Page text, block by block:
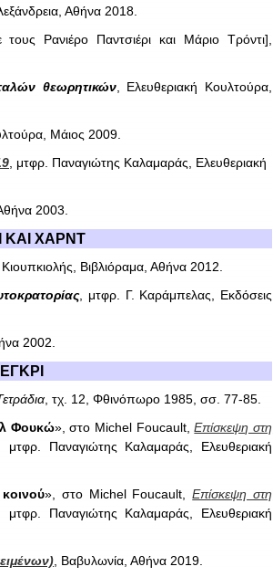
Αθήνα 2018.
Ρανιέρο Παντσιέρι και Μάριο Τρόντι],
θεωρητικών, Ελευθεριακή Κουλτούρα,
Μάιος 2009.
, μτφρ. Παναγιώτης Καλαμαράς, Ελευθεριακή
2003.
ΚΑΙ ΧΑΡΝΤ
Βιβλιόραμα, Αθήνα 2012.
, μτφρ. Γ. Καράμπελας, Εκδόσεις
2002.
, τχ. 12, Φθινόπωρο 1985, σσ. 77-85.
Φουκώ», στο Michel Foucault, Επίσκεψη στη
, μτφρ. Παναγιώτης Καλαμαράς, Ελευθεριακή
», στο Michel Foucault,
Επίσκεψη στη
, μτφρ. Παναγιώτης Καλαμαράς, Ελευθεριακή
, Βαβυλωνία, Αθήνα 2019.